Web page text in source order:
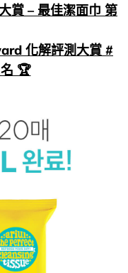
賞 – 最佳潔面巾 第
化解評測大賞 #
🏆